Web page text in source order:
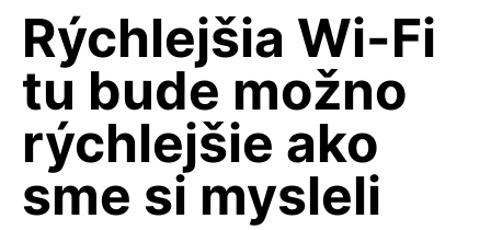
Rýchlejšia Wi-Fi
tu bude možno
rýchlejšie ako
sme si mysleli